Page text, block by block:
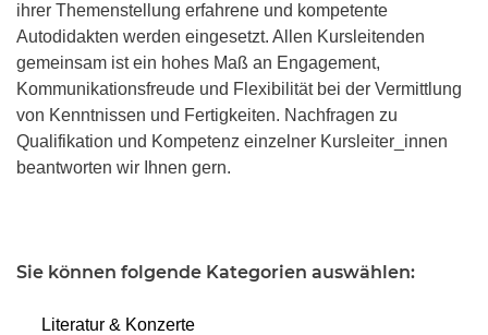
ihrer Themenstellung erfahrene und kompetente
Autodidakten werden eingesetzt. Allen Kursleitenden
gemeinsam ist ein hohes Maß an Engagement,
Kommunikationsfreude und Flexibilität bei der Vermittlung
von Kenntnissen und Fertigkeiten. Nachfragen zu
Qualifikation und Kompetenz einzelner Kursleiter_innen
beantworten wir Ihnen gern.
Sie können folgende Kategorien auswählen:
Literatur & Konzerte